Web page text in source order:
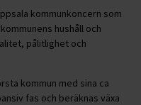
kommunkoncern som
hushåll och
pålitlighet och
kommun med sina ca
fas och beräknas växa